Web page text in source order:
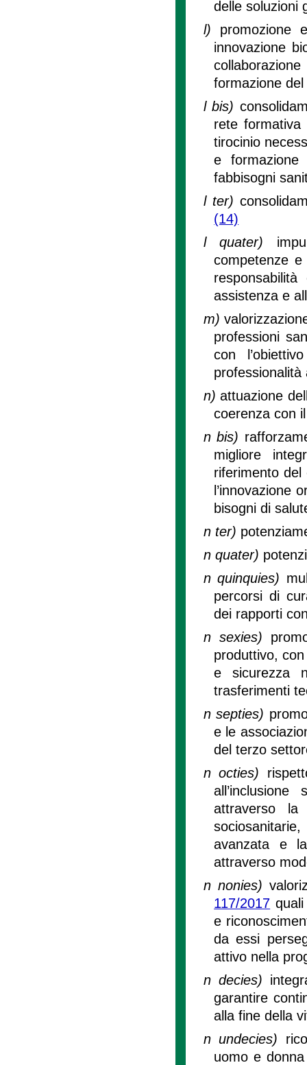
delle soluzioni
l) promozione
innovazione
formazione
l bis)
rete
tirocinio
e
fabbisogni
l ter)
(14)
l quater)
competenze
assistenza e
m)
professioni
con
professionalità
n)attuazione
coerenza con
n bis)
migliore
riferimento
l’innovazione
bisogni di
n ter)
n quater)
n quinquies)
percorsi di
dei rapporti
n sexies)
produttivo,
e sicurezza
trasferimenti
n septies)
e le
del terzo
n octies)
attraverso la
avanzata e
attraverso
n nonies)
117/2017
e
da essi
attivo nella
n decies)
garantire
alla fine della
n undecies)
uomo e